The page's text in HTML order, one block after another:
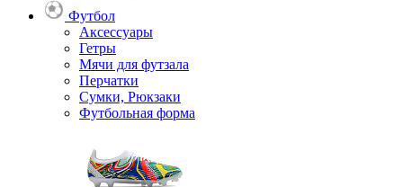
Футбол
Аксессуары
Гетры
Мячи для футзала
Перчатки
Сумки, Рюкзаки
Футбольная форма